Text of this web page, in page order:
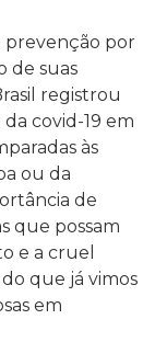
prevenção por
de suas
registrou
covid-19 em
às
ou da
de
que possam
e a cruel
que já vimos
em